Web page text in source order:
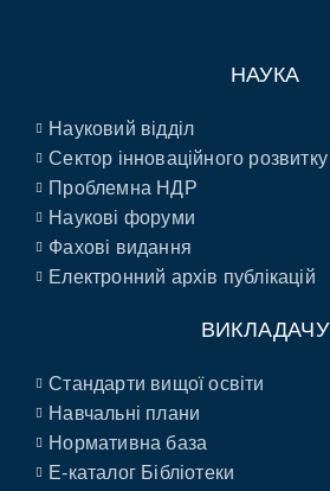
НАУКА
Науковий відділ
Сектор інноваційного розвитку
Проблемна НДР
Наукові форуми
Фахові видання
Електронний архів публікацій
ВИКЛАДАЧУ
Стандарти вищої освіти
Навчальні плани
Нормативна база
E-каталог Бібліотеки